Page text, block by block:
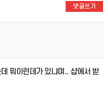
댓글쓰기
뭐이런데가 있냐며.. 샵에서 받